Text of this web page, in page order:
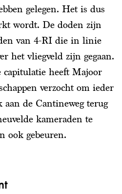
gelegen. Het is dus
wordt. De doden zijn
van 4-RI die in linie
het vliegveld zijn gegaan.
heeft Majoor
verzocht om ieder
aan de Cantineweg terug
kameraden te
ook gebeuren.